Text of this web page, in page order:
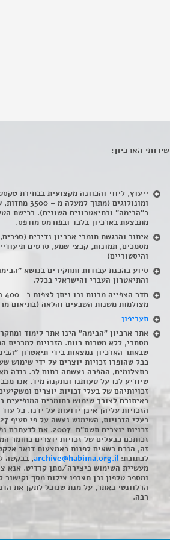
שירותי הארכיון:
ייעוץ, ליווי והכוונה מקצועית בבחירת
ומונולוגים (מתוך
ב"הבימה" ובתיאטרונים השונים). רכישת
מתבצעת בארכיון בלבד ובפורמט מודפס.
איתור והנגשת חומרי ארכיון נדירים (
מסמכים, תמונות, קבצי שמע, סרטים
והיסטוריים)
סיוע בהכנת עבודות ותחקירים בנושא
והתיאטרון העברי והישראלי בכלל.
מצולמות משנות השבעים והלאה (בתיאום
תעריפון
אתר ארכיון "הבימה" הינו אתר לימוד
מסחרי, ללא מטרות רווח. הזכויות למרבית
שבאתר הארכיון נמצאות בידי תיאטרון
ככל שהופרו זכויות יוצרים על ידי שימוש
בתצלומים, ההפרה נעשתה בתום לב. נודה
שיודיע לנו על טעותנו ונתקנה מיד. אנו
זכויותיהם של בעלי זכויות יוצרים
באיתורם לצורך שימוש בחומרים המופיעים
הזכויות עליהן אינן ידועות על ידנו. כל
זכויות יוצרים תשס"ח-2007. אם
זכותכם כבעלים של זכויות יוצרים בחומר
זה, הנכם רשאים לפנות באמצעות דואר
לכתובת: archive@habima.org.il, בבקשה
מעשיית השימוש ביצירה/מתן קרדיט. אנא
ומספר טלפון וכן תצרפו צילום מסך וקישור
הרלוונטי באתר, על מנת שנוכל לתקן את
רבה.